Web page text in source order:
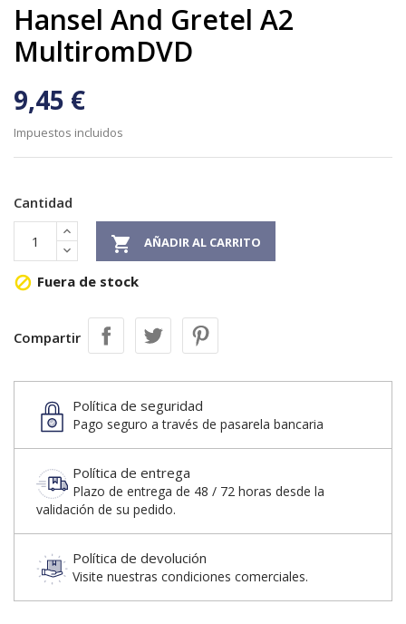
Hansel And Gretel A2
MultiromDVD
9,45 €
Impuestos incluidos
Cantidad
 AÑADIR AL CARRITO
 Fuera de stock
Compartir
Política de seguridad
Pago seguro a través de pasarela bancaria
Política de entrega
Plazo de entrega de 48 / 72 horas desde la
validación de su pedido.
Política de devolución
Visite nuestras condiciones comerciales.